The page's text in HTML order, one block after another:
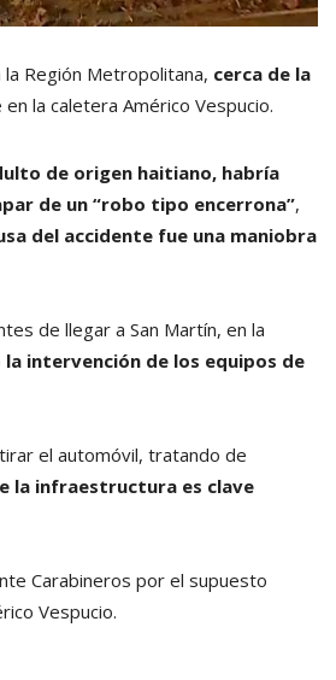
la Región Metropolitana, cerca de la
la caletera Américo Vespucio.
de origen haitiano, habría
de un “robo tipo encerrona”,
del accidente fue una maniobra
de llegar a San Martín, en la
intervención de los equipos de
el automóvil, tratando de
la infraestructura es clave
Carabineros por el supuesto
Vespucio.